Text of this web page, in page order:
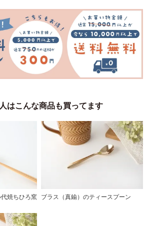
はこんな商品も買ってます
焼ちひろ窯 ブラス（真鍮）のティースプーン